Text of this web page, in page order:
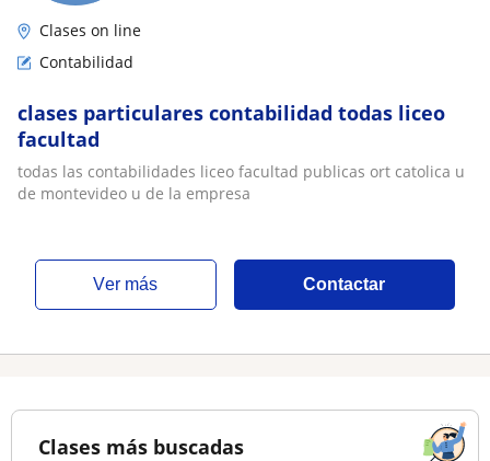
Clases on line
Contabilidad
clases particulares contabilidad todas liceo
facultad
todas las contabilidades liceo facultad publicas ort catolica u
de montevideo u de la empresa
ver más Contactar
Clases más buscadas